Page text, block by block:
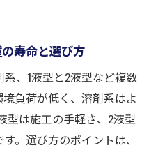
寿命と選び方
、1液型と2液型など複数
負荷が低く、溶剤系はよ
型は施工の手軽さ、2液型
。選び方のポイントは、